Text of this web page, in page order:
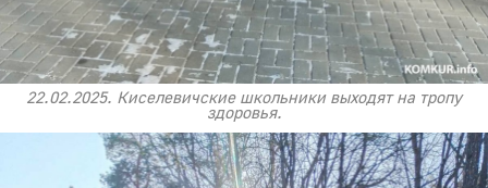
22.02.2025. Киселевичские школьники выходят на тропу
здоровья.